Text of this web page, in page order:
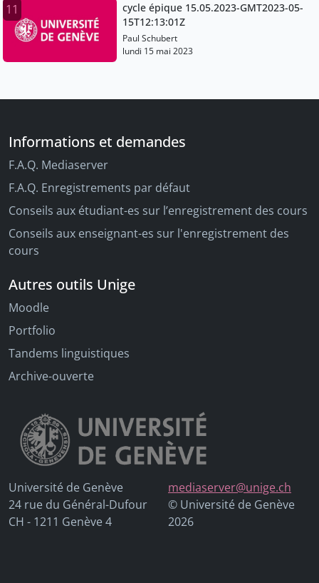
11
cycle épique 15.05.2023-GMT2023-05-
15T12:13:01Z
Paul Schubert
lundi 15 mai 2023
Informations et demandes
F.A.Q. Mediaserver
F.A.Q. Enregistrements par défaut
Conseils aux étudiant-es sur l’enregistrement des cours
Conseils aux enseignant-es sur l'enregistrement des
cours
Autres outils Unige
Moodle
Portfolio
Tandems linguistiques
Archive-ouverte
Université de Genève
24 rue du Général-Dufour
CH - 1211 Genève 4
mediaserver@unige.ch
© Université de Genève
2026